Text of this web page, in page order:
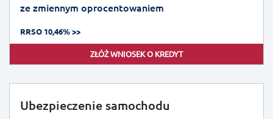
ze zmiennym oprocentowaniem
RRSO 10,46% >>
ZŁÓŻ WNIOSEK O KREDYT
Ubezpieczenie samochodu